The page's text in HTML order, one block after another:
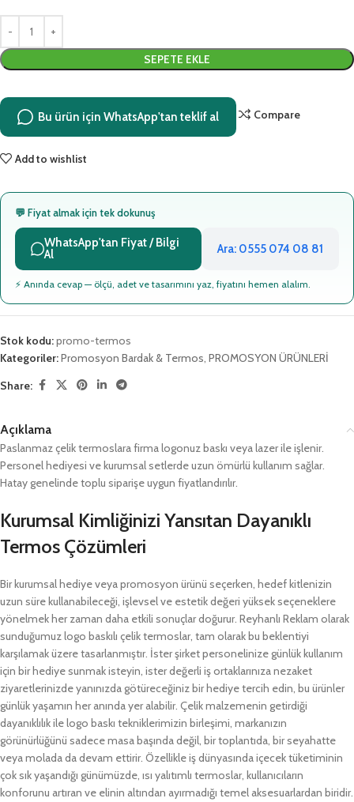
SEPETE EKLE
Bu ürün için WhatsApp'tan teklif al Compare
Add to wishlist
💬 Fiyat almak için tek dokunuş
WhatsApp'tan Fiyat / Bilgi
Al
Ara: 0555 074 08 81
⚡ Anında cevap — ölçü, adet ve tasarımını yaz, fiyatını hemen alalım.
Stok kodu:promo-termos
Kategoriler:Promosyon Bardak & Termos, PROMOSYON ÜRÜNLERİ
Share:
Açıklama
Paslanmaz çelik termoslara firma logonuz baskı veya lazer ile işlenir.
Personel hediyesi ve kurumsal setlerde uzun ömürlü kullanım sağlar.
Hatay genelinde toplu siparişe uygun fiyatlandırılır.
Kurumsal Kimliğinizi Yansıtan Dayanıklı
Termos Çözümleri
Bir kurumsal hediye veya promosyon ürünü seçerken, hedef kitlenizin
uzun süre kullanabileceği, işlevsel ve estetik değeri yüksek seçeneklere
yönelmek her zaman daha etkili sonuçlar doğurur. Reyhanlı Reklam olarak
sunduğumuz logo baskılı çelik termoslar, tam olarak bu beklentiyi
karşılamak üzere tasarlanmıştır. İster şirket personelinize günlük kullanım
için bir hediye sunmak isteyin, ister değerli iş ortaklarınıza nezaket
ziyaretlerinizde yanınızda götüreceğiniz bir hediye tercih edin, bu ürünler
günlük yaşamın her anında yer alabilir. Çelik malzemenin getirdiği
dayanıklılık ile logo baskı tekniklerimizin birleşimi, markanızın
görünürlüğünü sadece masa başında değil, bir toplantıda, bir seyahatte
veya molada da devam ettirir. Özellikle iş dünyasında içecek tüketiminin
çok sık yaşandığı günümüzde, ısı yalıtımlı termoslar, kullanıcıların
konforunu artıran ve elinin altından ayırmadığı temel aksesuarlardan biridir.